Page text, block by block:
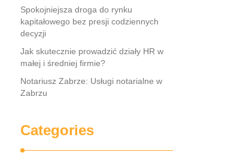
Spokojniejsza droga do rynku
kapitałowego bez presji codziennych
decyzji
Jak skutecznie prowadzić działy HR w
małej i średniej firmie?
Notariusz Zabrze: Usługi notarialne w
Zabrzu
Categories